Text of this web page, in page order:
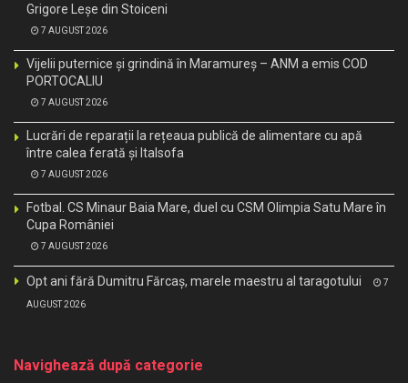
Grigore Leșe din Stoiceni
7 AUGUST 2026
Vijelii puternice și grindină în Maramureș – ANM a emis COD
PORTOCALIU
7 AUGUST 2026
Lucrări de reparații la rețeaua publică de alimentare cu apă
între calea ferată și Italsofa
7 AUGUST 2026
Fotbal. CS Minaur Baia Mare, duel cu CSM Olimpia Satu Mare în
Cupa României
7 AUGUST 2026
Opt ani fără Dumitru Fărcaș, marele maestru al taragotului 7
AUGUST 2026
Navighează după categorie